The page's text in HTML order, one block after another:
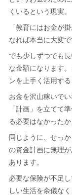
くいるという現実。
「教育にはお金が
なれば本当に大変で
でも少しずつでも
な金額になります
ンを上手く活用す
お金を沢山稼いで
「計画」を立てて
る必要はなかったか
同じように、せっ
の資金計画に無理
あります。
必要な保険が不足
しい生活を余儀な